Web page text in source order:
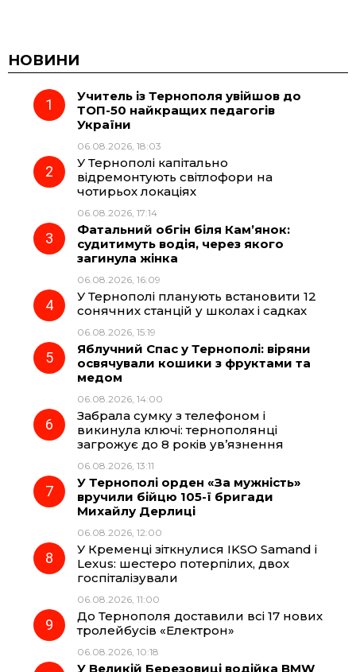
c
e
o
k
e
r
a
m
t
A
НОВИНИ
Учитель із Тернополя увійшов до
ТОП-50 найкращих педагогів
України
06.08.2026, 18:03
У Тернополі капітально
відремонтують світлофори на
чотирьох локаціях
06.08.2026, 17:14
Фатальний обгін біля Кам’янок:
судитимуть водія, через якого
загинула жінка
06.08.2026, 16:09
У Тернополі планують встановити 12
сонячних станцій у школах і садках
06.08.2026, 15:19
Яблучний Спас у Тернополі: віряни
освячували кошики з фруктами та
медом
06.08.2026, 14:00
Забрала сумку з телефоном і
викинула ключі: тернополянці
загрожує до 8 років ув’язнення
06.08.2026, 13:11
У Тернополі орден «За мужність»
вручили бійцю 105-ї бригади
Михайлу Дерлиці
06.08.2026, 12:00
У Кременці зіткнулися IKSO Samand і
Lexus: шестеро потерпілих, двох
госпіталізували
06.08.2026, 11:00
До Тернополя доставили всі 17 нових
тролейбусів «Електрон»
06.08.2026, 10:18
У Великій Березовиці водійка BMW